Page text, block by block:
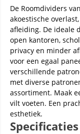
De Roomdividers
akoestische
afleiding. De ideale
open kantoren,
privacy en minder
voor een egaal
verschillende
met diverse
assortiment. Maak
vilt voeten. Een
esthetiek.
Specificaties